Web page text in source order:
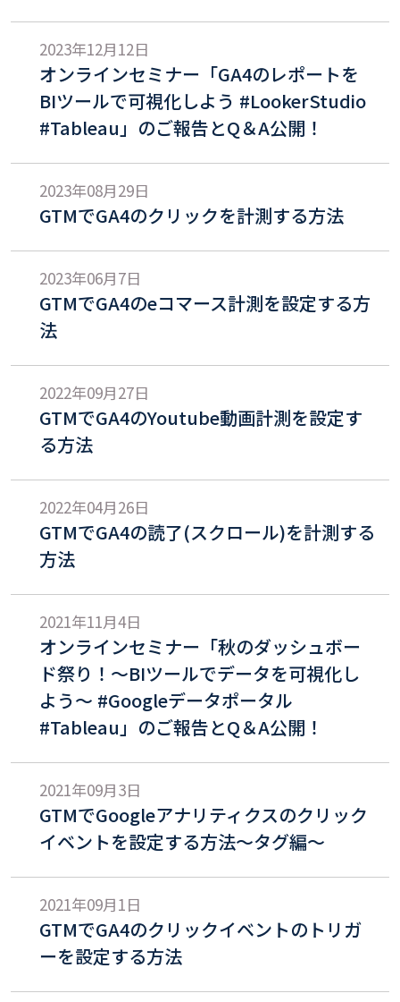
2023年12月12日
オンラインセミナー「GA4のレポートを
BIツールで可視化しよう #LookerStudio
#Tableau」のご報告とQ＆A公開！
2023年08月29日
GTMでGA4のクリックを計測する方法
2023年06月7日
GTMでGA4のeコマース計測を設定する方
法
2022年09月27日
GTMでGA4のYoutube動画計測を設定す
る方法
2022年04月26日
GTMでGA4の読了(スクロール)を計測する
方法
2021年11月4日
オンラインセミナー「秋のダッシュボー
ド祭り！～BIツールでデータを可視化し
よう～ #Googleデータポータル
#Tableau」のご報告とQ＆A公開！
2021年09月3日
GTMでGoogleアナリティクスのクリック
イベントを設定する方法〜タグ編〜
2021年09月1日
GTMでGA4のクリックイベントのトリガ
ーを設定する方法